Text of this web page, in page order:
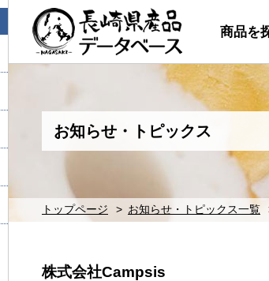
商品を
お知らせ・トピックス
トップページ お知らせ・トピックス一覧
株式会社Campsis